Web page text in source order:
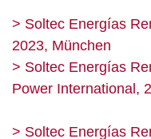
> Soltec Energías
2023, München
> Soltec Energías
Power International,
> Soltec Energías